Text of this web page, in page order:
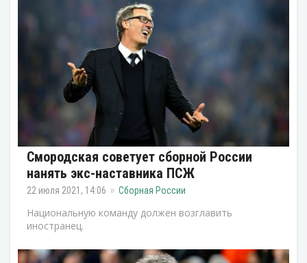
Смородская советует сборной России
нанять экс-наставника ПСЖ
22 июля 2021, 14:06 Сборная России
Национальную команду должен возглавить
иностранец.